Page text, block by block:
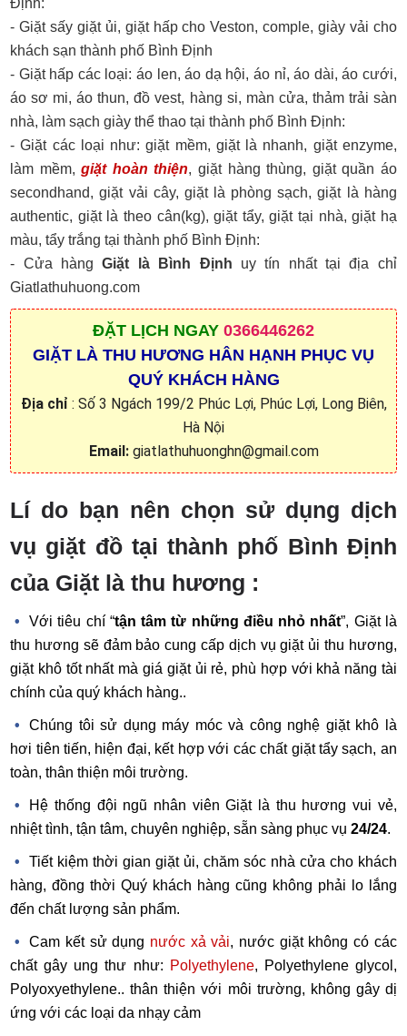
- Giặt sấy giặt ủi, giặt hấp cho Veston, comple, giày vải cho
khách sạn thành phố Bình Định
- Giặt hấp các loại: áo len, áo dạ hội, áo nỉ, áo dài, áo cưới,
áo sơ mi, áo thun, đồ vest, hàng si, màn cửa, thảm trải sàn
nhà, làm sạch giày thể thao tại thành phố Bình Định:
- Giặt các loại như: giặt mềm, giặt là nhanh, giặt enzyme,
làm mềm,giặt hoàn thiện, giặt hàng thùng, giặt quần áo
secondhand, giặt vải cây, giặt là phòng sạch, giặt là hàng
authentic, giặt là theo cân(kg), giặt tẩy, giặt tại nhà, giặt hạ
màu, tẩy trắng tại thành phố Bình Định:
- Cửa hàng Giặt là Bình Định uy tín nhất tại địa chỉ
Giatlathuhuong.com
ĐẶT LỊCH NGAY 0366446262
GIẶT LÀ THU HƯƠNG HÂN HẠNH PHỤC VỤ
QUÝ KHÁCH HÀNG
Địa chỉ : Số 3 Ngách 199/2 Phúc Lợi, Phúc Lợi, Long Biên,
Hà Nội
Email:giatlathuhuonghn@gmail.com
Lí do bạn nên chọn sử dụng dịch
vụ giặt đồ tại thành phố Bình Định
của Giặt là thu hương :
Với tiêu chí “tận tâm từ những điều nhỏ nhất”, Giặt là
thu hương sẽ đảm bảo cung cấp dịch vụ giặt ủi thu hương,
giặt khô tốt nhất mà giá giặt ủi rẻ, phù hợp với khả năng tài
chính của quý khách hàng..
Chúng tôi sử dụng máy móc và công nghệ giặt khô là
hơi tiên tiến, hiện đại, kết hợp với các chất giặt tẩy sạch, an
toàn, thân thiện môi trường.
Hệ thống đội ngũ nhân viên Giặt là thu hương vui vẻ,
nhiệt tình, tận tâm, chuyên nghiệp, sẵn sàng phục vụ24/24.
Tiết kiệm thời gian giặt ủi, chăm sóc nhà cửa cho khách
hàng, đồng thời Quý khách hàng cũng không phải lo lắng
đến chất lượng sản phẩm.
Cam kết sử dụng nước xả vải, nước giặt không có các
chất gây ung thư như: Polyethylene, Polyethylene glycol,
Polyoxyethylene.. thân thiện với môi trường, không gây dị
ứng với các loại da nhạy cảm